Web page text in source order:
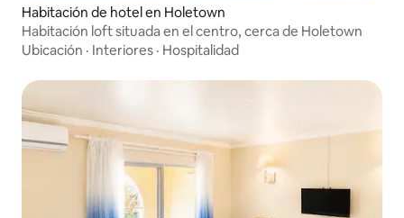
Habitación de hotel en Holetown
Habitación loft situada en el centro, cerca de Holetown
Ubicación · Interiores · Hospitalidad